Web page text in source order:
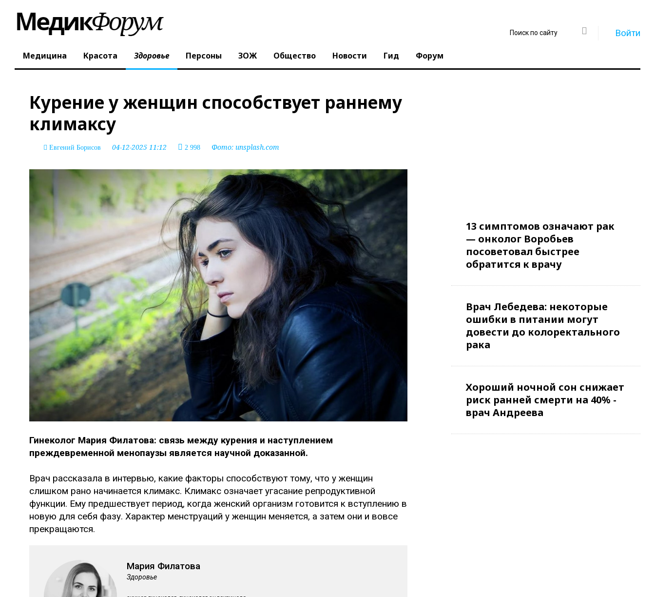
Войти
Медицина Красота Здоровье Персоны ЗОЖ Общество Новости Гид Форум
Курение у женщин способствует раннему
климаксу
Евгений Борисов 04-12-2025 11:12 2 998 Фото: unsplash.com
Гинеколог Мария Филатова: связь между курения и наступлением
преждевременной менопаузы является научной доказанной.
Врач рассказала в интервью, какие факторы способствуют тому, что у женщин
слишком рано начинается климакс. Климакс означает угасание репродуктивной
функции. Ему предшествует период, когда женский организм готовится к вступлению в
новую для себя фазу. Характер менструаций у женщин меняется, а затем они и вовсе
прекращаются.
Мария Филатова
Здоровье
13 симптомов означают рак
— онколог Воробьев
посоветовал быстрее
обратится к врачу
Врач Лебедева: некоторые
ошибки в питании могут
довести до колоректального
рака
Хороший ночной сон снижает
риск ранней смерти на 40% -
врач Андреева